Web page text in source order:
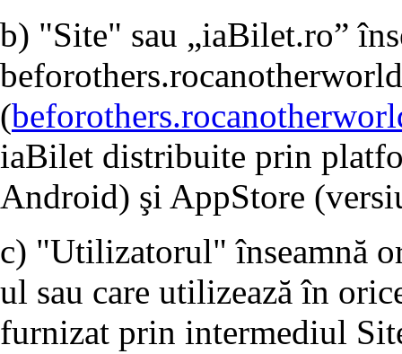
b) "Site" sau „iaBilet.ro”
(
iaBilet distribuite prin
Android) şi AppStore
c) "Utilizatorul" înseamnă
ul sau care utilizează în
furnizat prin intermediul